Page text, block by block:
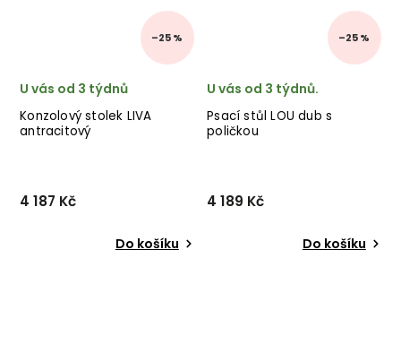
–25 %
Konzolový stolek LIVA
antracitový
U vás od 3 týdnů
4 187 Kč
Do košíku
–25 %
Psací stůl LOU dub s
poličkou
U vás od 3 týdnů.
4 189 Kč
Do košíku